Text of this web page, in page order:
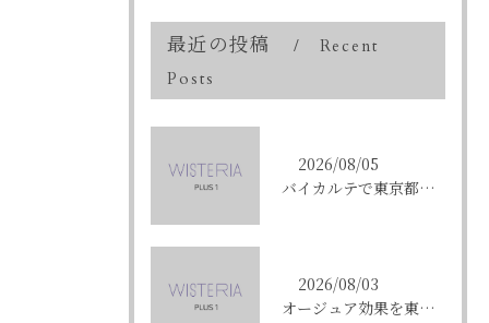
最近の投稿
Recent
Posts
2026/08/05
バイカルテで東京都中央区銀座のエイジングケア悩みを解決する方法と正規品選びのポイント
2026/08/03
オージュア効果を東京都中央区銀座で実感する選び方と購入ポイント